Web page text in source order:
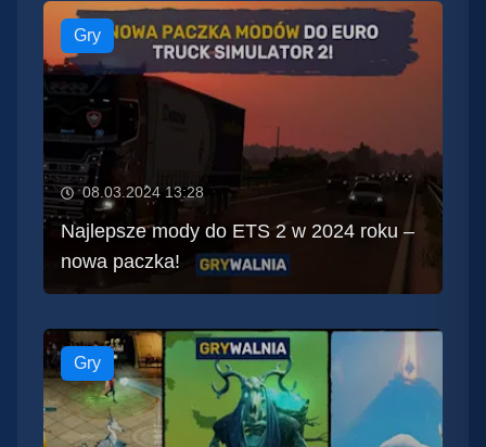
Gry
08.03.2024 13:28
Najlepsze mody do ETS 2 w 2024 roku –
nowa paczka!
Gry